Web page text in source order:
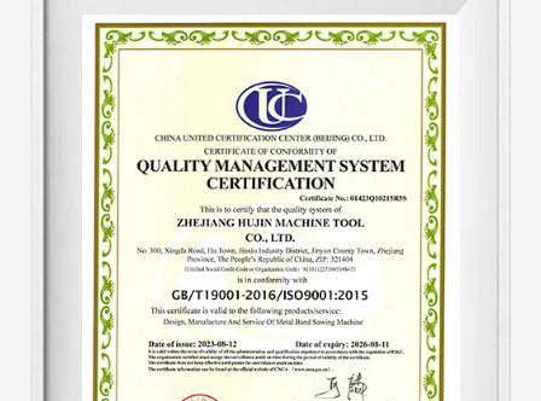
Добавьте к станку автоматическое гидравлическое
защитное устройство, чтобы станок автоматически
регулировал скорость. Скорость станка после начала
работы унифицирована, что исключает
традиционные недостатки протягивания зубьев. А
производительность на треть выше, чем у
аналогичной продукции, что позволяет сэкономить
около 30-40% ленточных пил. Гидравлическая
система является ключевой частью пильного станка.
Это улучшение принесло как экономические, так и